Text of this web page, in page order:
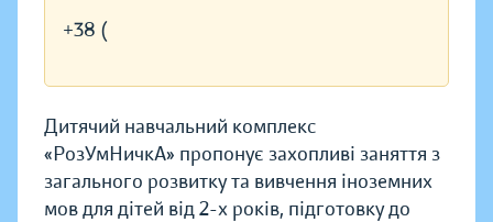
+38 (
Дитячий навчальний комплекс
«РозУмНичкА» пропонує захопливі заняття з
загального розвитку та вивчення іноземних
мов для дітей від 2-х років, підготовку до